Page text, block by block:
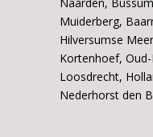
Muiderberg,
Hilversumse
Kortenhoef,
Loosdrecht,
Nederhorst den